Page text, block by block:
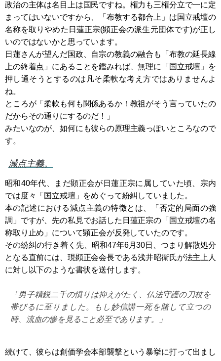
政治の主体は名目上は国民ですね。権力も三権分立で一に定
まってはいないですから、「布教する都合上」は国立戒壇の
名称を取りやめた日蓮正宗(顕正会の派生元団体です)が正し
いのではないかと思っています。
日蓮さんが望んだ国政、自宗の教義の融合も「布教の延長線
上の終着点」にあることを鑑みれば、無理に「国立戒壇」を
押し通そうとするのは凡そ柔軟な考え方ではありませんよ
ね。
ところが「柔軟も何も関係あるか！教祖がそう言っていたの
だからその通りにするのだ！」
みたいなのが、如何にも彼らの原理主義っぽいところなので
す。
減点主義。
昭和40年代、まだ顕正会が日蓮正宗に属していた頃、宗内
では度々「国立戒壇」をめぐって紛糾していました。
本の記述における減点主義の特徴とは、「否定的局面の強
調」ですが、先の私見でお話した日蓮正宗の「国立戒壇の名
称取り止め」について顕正会が反発していたのです。
その紛糾の行き着く先、昭和47年6月30日、つまり解散処分
となる直前には、現顕正会会長である浅井昭衛氏が法主上人
に対し以下のような書状を送付します。
「男子精鋭二千の憤りは抑えがたく、仏法守護の刀杖を
帯びるに至りました。もし妙信講一死を賭して立つの
時、流血の惨を見ること必至であります。」
続けて、彼らは創価学会本部襲撃という暴挙に打って出まし